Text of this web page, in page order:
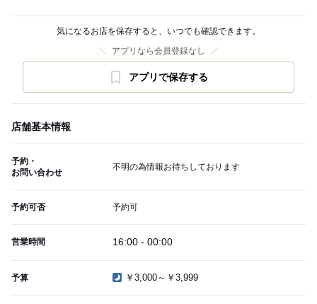
気になるお店を保存すると、いつでも確認できます。
アプリなら会員登録なし
アプリで保存する
店舗基本情報
予約・
お問い合わせ
不明の為情報お待ちしております
予約可否 予約可
営業時間 16:00 - 00:00
予算 ￥3,000～￥3,999